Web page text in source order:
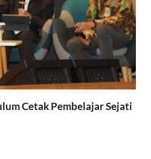
Cetak Pembelajar Sejati